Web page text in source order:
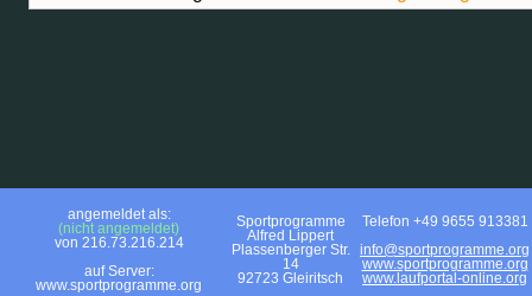
angemeldet als:
(nicht angemeldet)
von 216.73.216.214
auf Server:
www.sportprogramme.org
Sportprogramme
Alfred Lippert
Plassenberger Str.
14
92723 Gleiritsch
Telefon +49 9655 913381
info@sportprogramme.org
www.sportprogramme.org
www.laufportal-online.org